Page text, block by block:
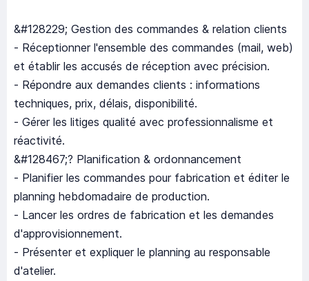
&#128229; Gestion des commandes & relation clients
- Réceptionner l'ensemble des commandes (mail, web)
et établir les accusés de réception avec précision.
- Répondre aux demandes clients : informations
techniques, prix, délais, disponibilité.
- Gérer les litiges qualité avec professionnalisme et
réactivité.
&#128467;? Planification & ordonnancement
- Planifier les commandes pour fabrication et éditer le
planning hebdomadaire de production.
- Lancer les ordres de fabrication et les demandes
d'approvisionnement.
- Présenter et expliquer le planning au responsable
d'atelier.